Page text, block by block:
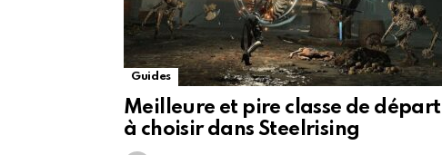
Guides
Meilleure et pire classe de départ
à choisir dans Steelrising